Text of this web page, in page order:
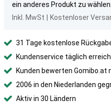
ein anderes Produkt zu wählen.
Inkl. MwSt
Kostenloser
31 Tage kostenlose
Kundenservice täglich
Kunden bewerten Gomibo.at
2006 in den Niederlanden
Aktiv in 30 Ländern